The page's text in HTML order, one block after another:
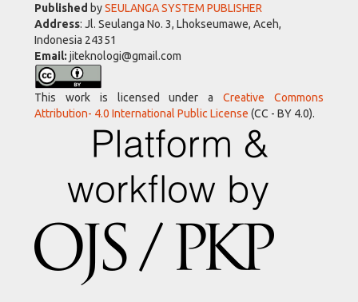
Published bySEULANGA SYSTEM PUBLISHER
Address: Jl. Seulanga No. 3, Lhokseumawe, Aceh,
Indonesia 24351
Email: jiteknologi@gmail.com
This work is licensed under a
Creative Commons
Attribution- 4.0 International Public License (CC - BY 4.0).